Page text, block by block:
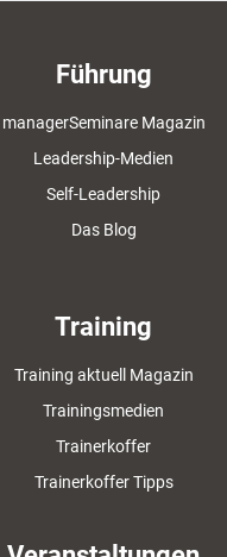
Führung
managerSeminare Magazin
Leadership-Medien
Self-Leadership
Das Blog
Training
Training aktuell Magazin
Trainingsmedien
Trainerkoffer
Trainerkoffer Tipps